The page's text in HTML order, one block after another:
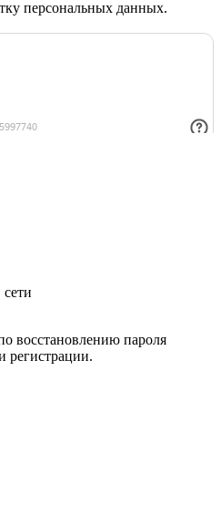
персональных данных.
сети
восстановлению пароля
регистрации.